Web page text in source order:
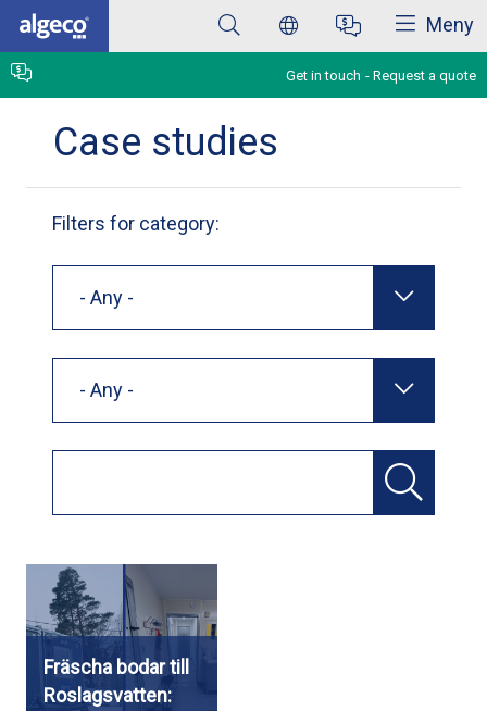
Skip
main
content
Meny
Get in touch Request a quote
Case studies
Filters for category:
- Any -
- Any -
Fräscha bodar till
Roslagsvatten: